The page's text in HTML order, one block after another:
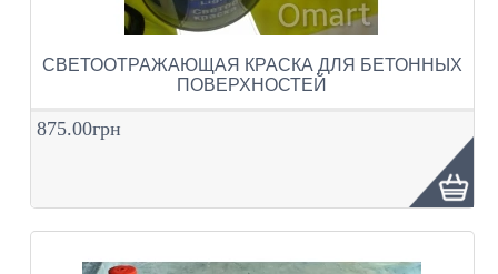
СВЕТООТРАЖАЮЩАЯ КРАСКА ДЛЯ БЕТОННЫХ
ПОВЕРХНОСТЕЙ
875.00грн